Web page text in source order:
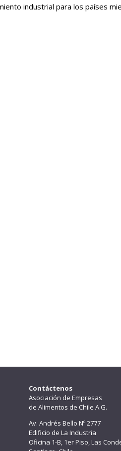
industrial para los países
Contáctenos
Asociación de Empresas
de Alimentos de Chile A.G.
Av. Andrés Bello Nº 2777
Edificio de La Industria
Oficina 1-B, 1er Piso, Las